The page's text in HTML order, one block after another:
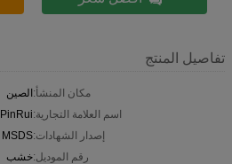
تفاصيل المنتج
مكان المنشأ:الصين
اسم العلامة التجارية:PinRui
إصدار الشهادات:MSDS
رقم الموديل:خشب